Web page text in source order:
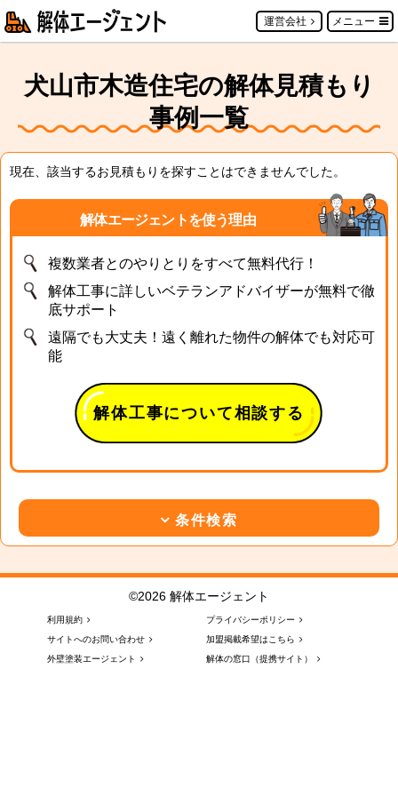
運営会社 メニュー
犬山市木造住宅の解体見積もり
事例一覧
現在、該当するお見積もりを探すことはできませんでした。
解体エージェントを使う理由
複数業者とのやりとりをすべて無料代行！
解体工事に詳しいベテランアドバイザーが無料で徹
底サポート
遠隔でも大丈夫！遠く離れた物件の解体でも対応可
能
解体工事について相談する
条件検索
©2026 解体エージェント
利用規約
プライバシーポリシー
サイトへのお問い合わせ
加盟掲載希望はこちら
外壁塗装エージェント
解体の窓口（提携サイト）